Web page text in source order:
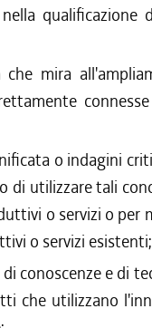
qualificazione
mira
o indagini
di utilizzare tali
o servizi o per
o servizi esistenti;
conoscenze e di
che utilizzano